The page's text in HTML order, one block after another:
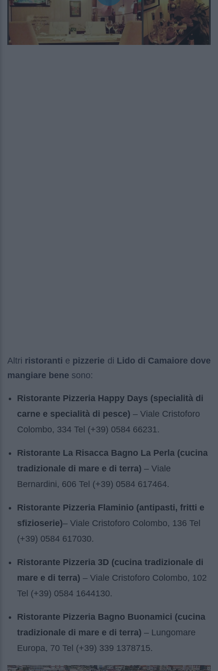
Altri ristoranti e pizzerie di Lido di Camaiore dove
mangiare bene sono:
Ristorante Pizzeria Happy Days (specialità di
carne e specialità di pesce) – Viale Cristoforo
Colombo, 334 Tel (+39) 0584 66231.
Ristorante La Risacca Bagno La Perla (cucina
tradizionale di mare e di terra) – Viale
Bernardini, 606 Tel (+39) 0584 617464.
Ristorante Pizzeria Flaminio (antipasti, fritti e
sfizioserie)– Viale Cristoforo Colombo, 136 Tel
(+39) 0584 617030.
Ristorante Pizzeria 3D (cucina tradizionale di
mare e di terra) – Viale Cristoforo Colombo, 102
Tel (+39) 0584 1644130.
Ristorante Pizzeria Bagno Buonamici (cucina
tradizionale di mare e di terra) – Lungomare
Europa, 70 Tel (+39) 339 1378715.